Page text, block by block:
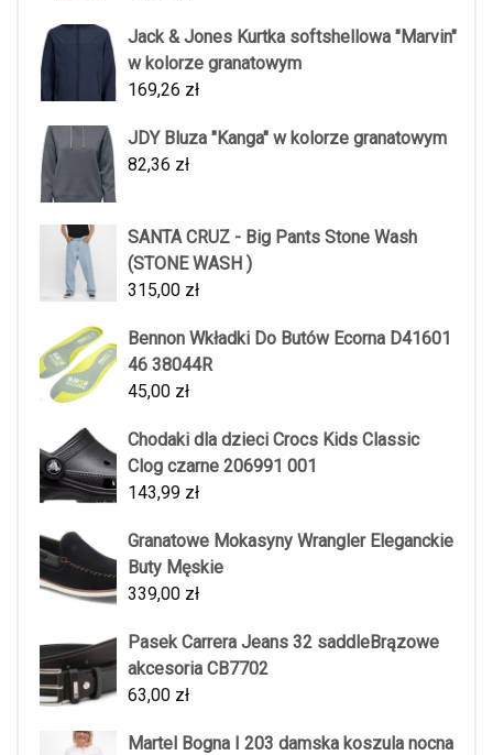
Jack & Jones Kurtka softshellowa "Marvin"
w kolorze granatowym
169,26 zł
JDY Bluza "Kanga" w kolorze granatowym
82,36 zł
SANTA CRUZ - Big Pants Stone Wash
(STONE WASH )
315,00 zł
Bennon Wkładki Do Butów Ecorna D41601
46 38044R
45,00 zł
Chodaki dla dzieci Crocs Kids Classic
Clog czarne 206991 001
143,99 zł
Granatowe Mokasyny Wrangler Eleganckie
Buty Męskie
339,00 zł
Pasek Carrera Jeans 32 saddleBrązowe
akcesoria CB7702
63,00 zł
Martel Bogna I 203 damska koszula nocna